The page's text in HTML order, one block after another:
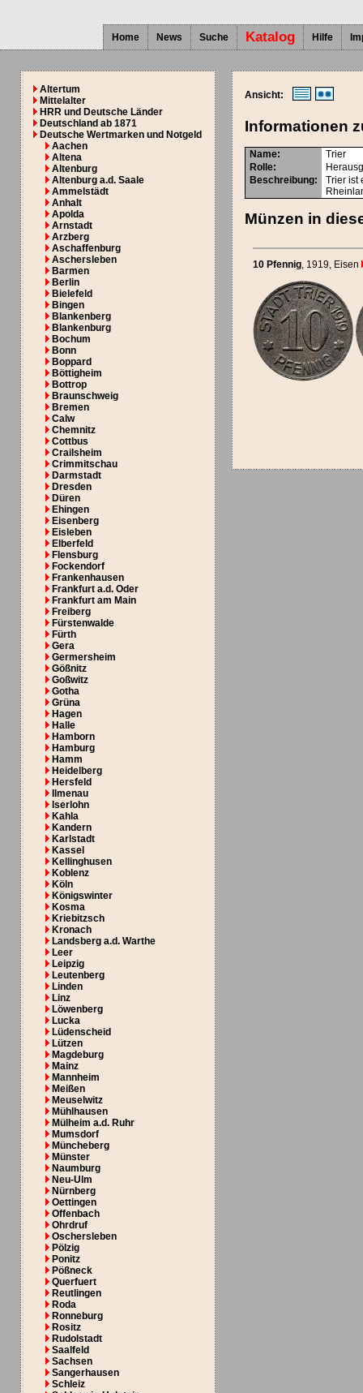
Home News Suche Katalog Hilfe
Altertum
Mittelalter
HRR und Deutsche Länder
Deutschland ab 1871
Deutsche Wertmarken und Notgeld
Aachen
Altena
Altenburg
Altenburg a.d. Saale
Ammelstädt
Anhalt
Apolda
Arnstadt
Arzberg
Aschaffenburg
Aschersleben
Barmen
Berlin
Bielefeld
Bingen
Blankenberg
Blankenburg
Bochum
Bonn
Boppard
Böttigheim
Bottrop
Braunschweig
Bremen
Calw
Chemnitz
Cottbus
Crailsheim
Crimmitschau
Darmstadt
Dresden
Düren
Ehingen
Eisenberg
Eisleben
Elberfeld
Flensburg
Fockendorf
Frankenhausen
Frankfurt a.d. Oder
Frankfurt am Main
Freiberg
Fürstenwalde
Fürth
Gera
Germersheim
Gößnitz
Goßwitz
Gotha
Grüna
Hagen
Halle
Hamborn
Hamburg
Hamm
Heidelberg
Hersfeld
Ilmenau
Iserlohn
Kahla
Kandern
Karlstadt
Kassel
Kellinghusen
Koblenz
Köln
Königswinter
Kosma
Kriebitzsch
Kronach
Landsberg a.d. Warthe
Leer
Leipzig
Leutenberg
Linden
Linz
Löwenberg
Lucka
Lüdenscheid
Lützen
Magdeburg
Mainz
Mannheim
Meißen
Meuselwitz
Mühlhausen
Mülheim a.d. Ruhr
Mumsdorf
Müncheberg
Münster
Naumburg
Neu-Ulm
Nürnberg
Oettingen
Offenbach
Ohrdruf
Oschersleben
Pölzig
Ponitz
Pößneck
Querfuert
Reutlingen
Roda
Ronneburg
Rositz
Rudolstadt
Saalfeld
Sachsen
Sangerhausen
Schleiz
Ansicht:
Informationen
Name:
Trier
Rolle:
Beschreibung:
Trier ist
Münzen in
10 Pfennig, 1919, Eisen